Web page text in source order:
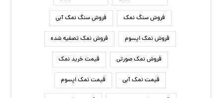
فروش سنگ نمک فروش سنگ نمک آبی
فروش نمک اپسوم فروش نمک تصفیه شده
فروش نمک صورتی قیمت خرید نمک
قیمت نمک آبی قیمت نمک اپسوم